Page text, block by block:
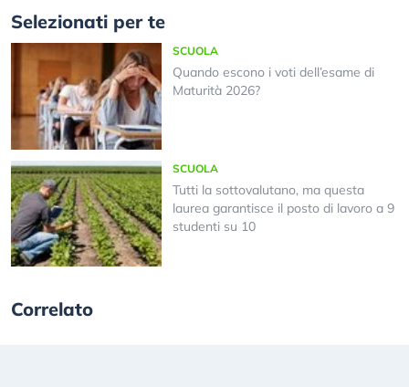
Selezionati per te
SCUOLA
Quando escono i voti dell’esame di
Maturità 2026?
SCUOLA
Tutti la sottovalutano, ma questa
laurea garantisce il posto di lavoro a 9
studenti su 10
Correlato